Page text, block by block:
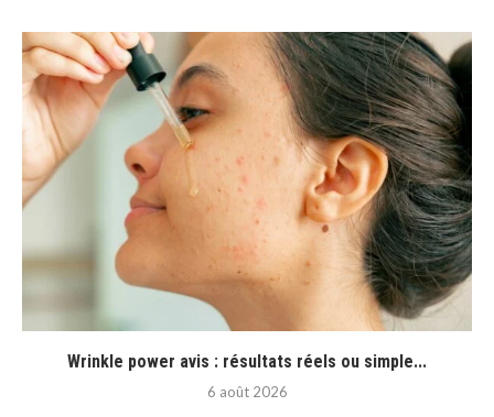
Wrinkle power avis : résultats réels ou simple...
6 août 2026